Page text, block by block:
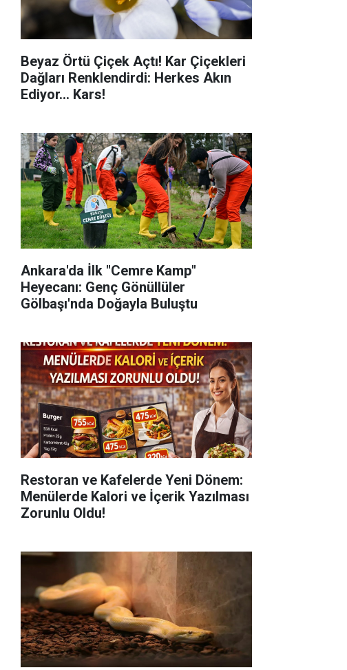
Beyaz Örtü Çiçek Açtı! Kar Çiçekleri
Dağları Renklendirdi: Herkes Akın
Ediyor... Kars!
Ankara'da İlk "Cemre Kamp"
Heyecanı: Genç Gönüllüler
Gölbaşı'nda Doğayla Buluştu
Restoran ve Kafelerde Yeni Dönem:
Menülerde Kalori ve İçerik Yazılması
Zorunlu Oldu!